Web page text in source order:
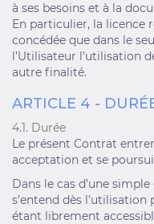
à ses besoins et à la
En particulier, la licence
concédée que dans le
l’Utilisateur l’utilisation
autre finalité.
ARTICLE 4 -
4.1. Durée
Le présent Contrat
acceptation et se
Dans le cas d’une
s’entend dès
étant librement